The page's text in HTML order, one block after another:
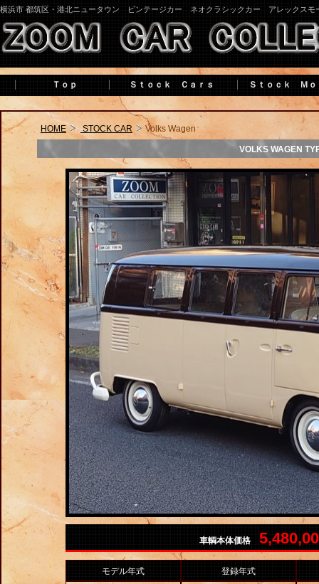
横浜市 都筑区・港北ニュータウン ビンテージカー ネオクラシックカー アレックスモ
Ｔｏｐ Ｓｔｏｃｋ Ｃａｒｓ Ｓｔｏｃｋ Ｍｏ
HOME STOCK CAR Volks Wagen
VOLKS WAGEN
車輌本体価格
モデル年式 登録年式